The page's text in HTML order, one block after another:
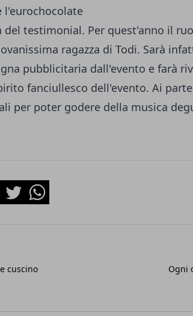
del testimonial. Per quest'anno il
ragazza di Todi. Sarà
pubblicitaria dall'evento e farà
fanciullesco dell'evento. Ai
per poter godere della musica
TwitterWhatsapp
cuscino
Ogni